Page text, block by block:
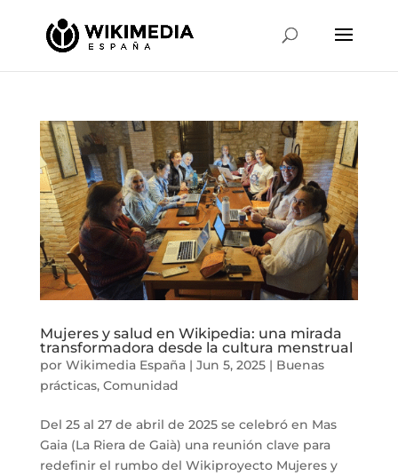
Mujeres y salud en Wikipedia: una mirada
transformadora desde la cultura menstrual
por Wikimedia España| Jun 5, 2025| Buenas
prácticas, Comunidad
Del 25 al 27 de abril de 2025 se celebró en Mas
Gaia (La Riera de Gaià) una reunión clave para
redefinir el rumbo del Wikiproyecto Mujeres y